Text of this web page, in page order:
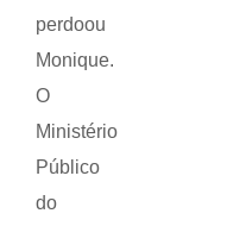
perdoou
Monique.
O
Ministério
Público
do